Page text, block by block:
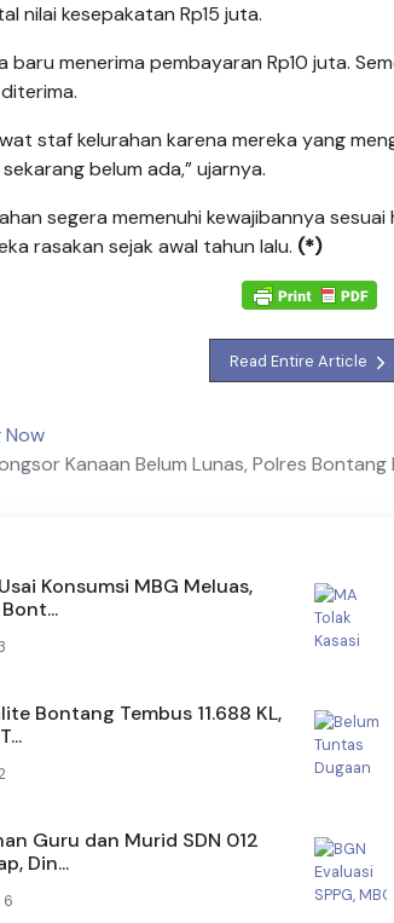
nilai kesepakatan Rp15 juta.
baru menerima pembayaran Rp10 juta.
staf kelurahan karena mereka yang
belum ada,” ujarnya.
segera memenuhi kewajibannya
rasakan sejak awal tahun lalu. (*)
Read Entire Article
Now
Kanaan Belum Lunas, Polres Bontang
Konsumsi MBG Meluas,
Bontang Tembus 11.688 KL,
Guru dan Murid SDN 012
Din...
6